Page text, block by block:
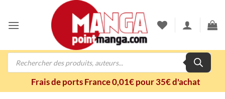
contenu
Recherche
Frais de ports France 0,01€ pour 35€ d'achat